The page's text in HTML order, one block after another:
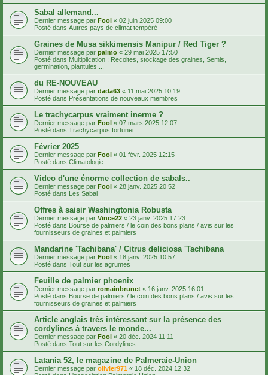
Sabal allemand...
Dernier message par Fool « 02 juin 2025 09:00
Posté dans Autres pays de climat tempéré
Graines de Musa sikkimensis Manipur / Red Tiger ?
Dernier message par palmo « 29 mai 2025 17:50
Posté dans Multiplication : Recoltes, stockage des graines, Semis,
germination, plantules....
du RE-NOUVEAU
Dernier message par dada63 « 11 mai 2025 10:19
Posté dans Présentations de nouveaux membres
Le trachycarpus vraiment inerme ?
Dernier message par Fool « 07 mars 2025 12:07
Posté dans Trachycarpus fortunei
Février 2025
Dernier message par Fool « 01 févr. 2025 12:15
Posté dans Climatologie
Video d'une énorme collection de sabals..
Dernier message par Fool « 28 janv. 2025 20:52
Posté dans Les Sabal
Offres à saisir Washingtonia Robusta
Dernier message par Vince22 « 23 janv. 2025 17:23
Posté dans Bourse de palmiers / le coin des bons plans / avis sur les
fournisseurs de graines et palmiers
Mandarine 'Tachibana' / Citrus deliciosa 'Tachibana
Dernier message par Fool « 18 janv. 2025 10:57
Posté dans Tout sur les agrumes
Feuille de palmier phoenix
Dernier message par romainbrunet « 16 janv. 2025 16:01
Posté dans Bourse de palmiers / le coin des bons plans / avis sur les
fournisseurs de graines et palmiers
Article anglais très intéressant sur la présence des
cordylines à travers le monde...
Dernier message par Fool « 20 déc. 2024 11:11
Posté dans Tout sur les Cordylines
Latania 52, le magazine de Palmeraie-Union
Dernier message par olivier971 « 18 déc. 2024 12:32